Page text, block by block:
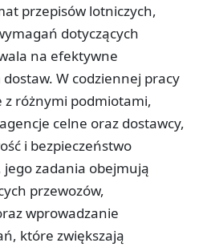
przepisów lotniczych,
dotyczących
na efektywne
W codziennej pracy
z różnymi podmiotami,
celne oraz dostawcy,
i bezpieczeństwo
zadania obejmują
przewozów,
wprowadzanie
które zwiększają